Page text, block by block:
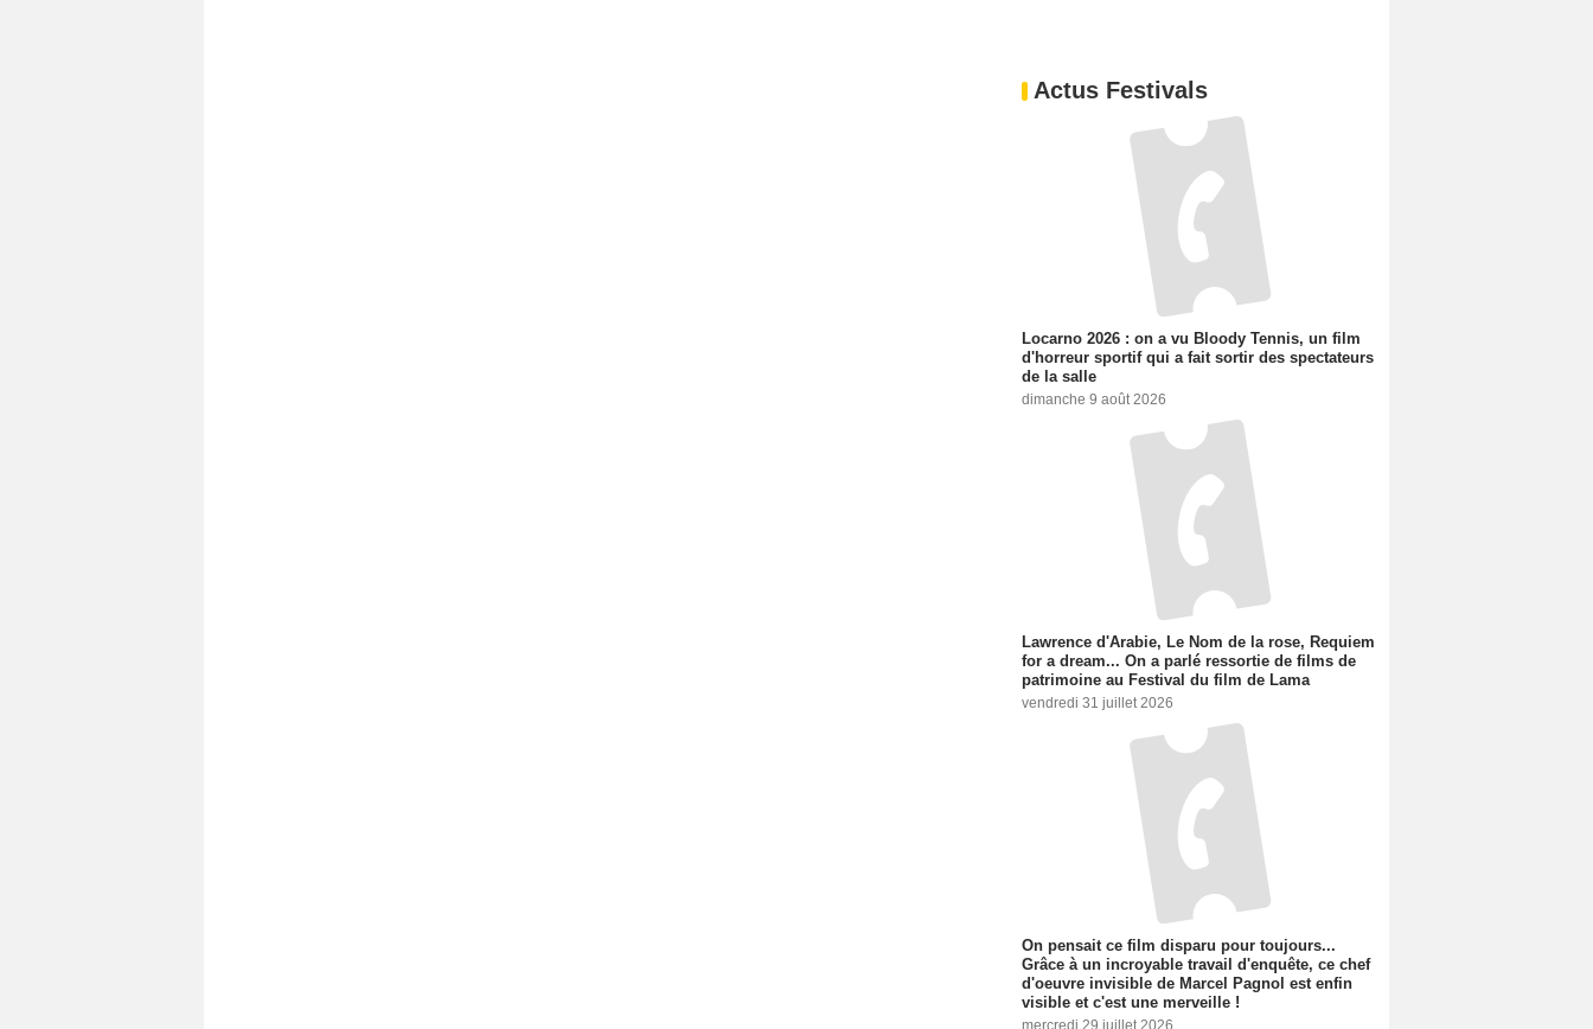
Actus Festivals
Locarno 2026 : on a vu Bloody Tennis, un film
d'horreur sportif qui a fait sortir des spectateurs
de la salle
dimanche 9 août 2026
Lawrence d'Arabie, Le Nom de la rose, Requiem
for a dream... On a parlé ressortie de films de
patrimoine au Festival du film de Lama
vendredi 31 juillet 2026
On pensait ce film disparu pour toujours...
Grâce à un incroyable travail d'enquête, ce chef
d'oeuvre invisible de Marcel Pagnol est enfin
visible et c'est une merveille !
mercredi 29 juillet 2026